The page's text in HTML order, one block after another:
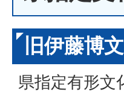
旧伊藤博
県指定有形文